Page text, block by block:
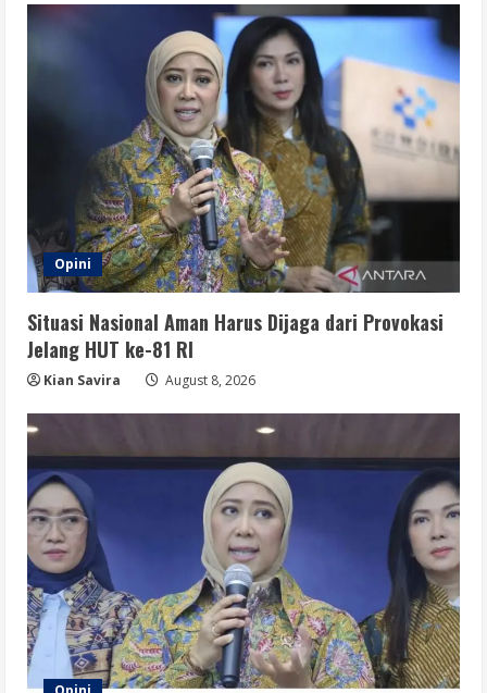
Opini
Situasi Nasional Aman Harus Dijaga dari Provokasi
Jelang HUT ke-81 RI
Kian Savira August 8, 2026